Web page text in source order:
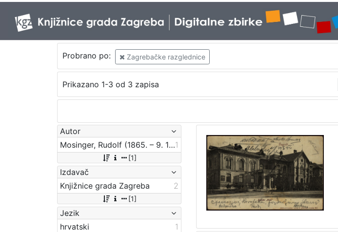
Probrano po: Zagrebačke razglednice
Prikazano 1-3 od 3 zapisa
Autor
Mosinger, Rudolf (1865. – 9. 10. 1918.)1
[1]
Izdavač
Knjižnice grada Zagreba
2
[1]
Jezik
hrvatski
1